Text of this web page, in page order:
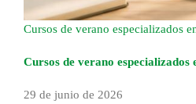
Cursos de verano especializados
Cursos de verano especializados
29 de junio de 2026